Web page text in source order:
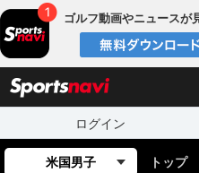
ゴルフ動画やニュースが
ログイン
米国男子 トップ